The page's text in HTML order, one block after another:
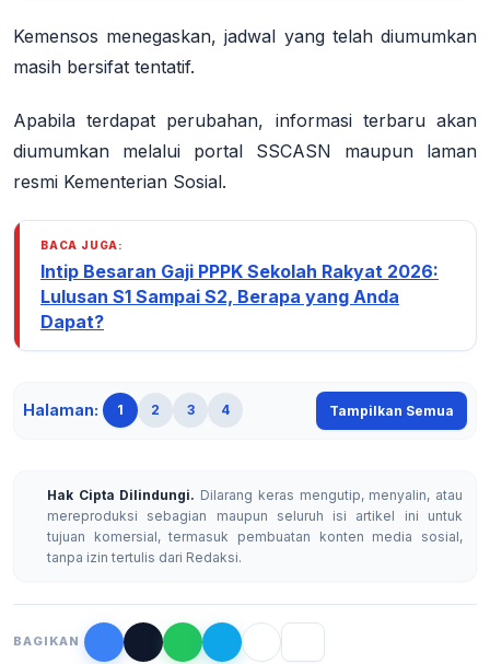
Kemensos menegaskan, jadwal yang telah diumumkan
masih bersifat tentatif.
Apabila terdapat perubahan, informasi terbaru akan
diumumkan melalui portal SSCASN maupun laman
resmi Kementerian Sosial.
BACA JUGA:
Intip Besaran Gaji PPPK Sekolah Rakyat 2026:
Lulusan S1 Sampai S2, Berapa yang Anda
Dapat?
Halaman: 1 2 3 4 Tampilkan Semua
Hak Cipta Dilindungi. Dilarang keras mengutip, menyalin, atau
mereproduksi sebagian maupun seluruh isi artikel ini untuk
tujuan komersial, termasuk pembuatan konten media sosial,
tanpa izin tertulis dari Redaksi.
BAGIKAN